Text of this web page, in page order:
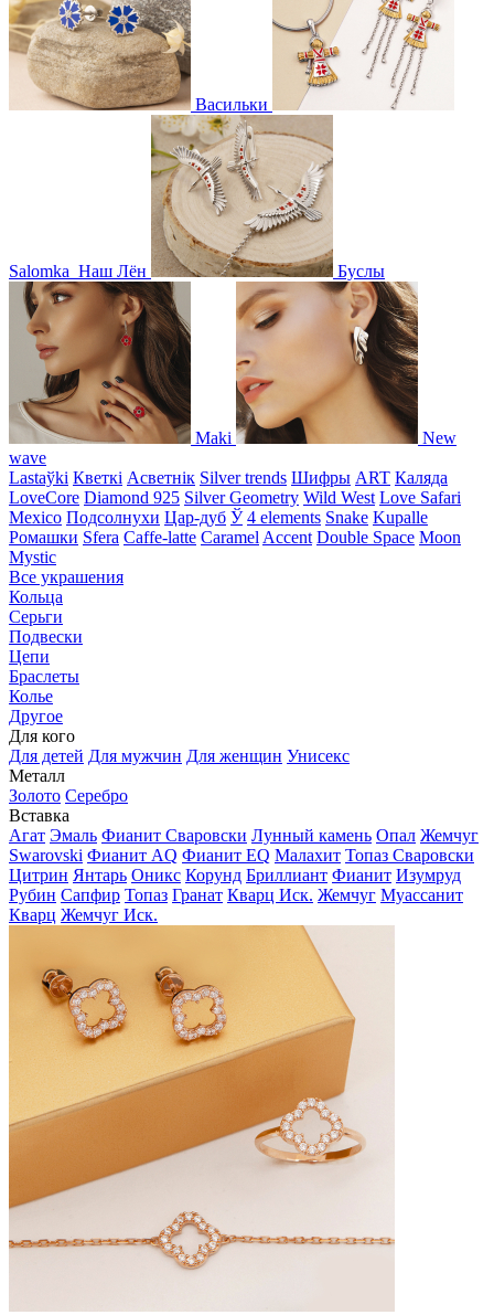
Васильки
Salomka Наш Лён Буслы
Maki
New
wave
Lastaўki Кветкі Асветнiк Silver trends Шифры ART Каляда
LoveCore Diamond 925 Silver Geometry Wild West Love Safari
Mexico Подсолнухи Цар-дуб Ў 4 elements Snake Kupalle
Ромашки Sfera Caffe-latte Caramel Accent Double Space Moon
Mystic
Все украшения
Кольца
Серьги
Подвески
Цепи
Браслеты
Колье
Другое
Для кого
Для детей Для мужчин Для женщин Унисекс
Металл
Золото Серебро
Вставка
Агат Эмаль Фианит Сваровски Лунный камень Опал Жемчуг
Swarovski Фианит AQ Фианит EQ Малахит Топаз Сваровски
Цитрин Янтарь Оникс Корунд Бриллиант Фианит Изумруд
Рубин Сапфир Топаз Гранат Кварц Иск. Жемчуг Муассанит
Кварц Жемчуг Иск.